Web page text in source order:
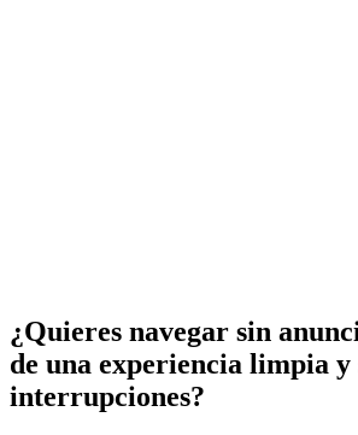
¿Quieres navegar sin
de una experiencia limpia y
interrupciones?